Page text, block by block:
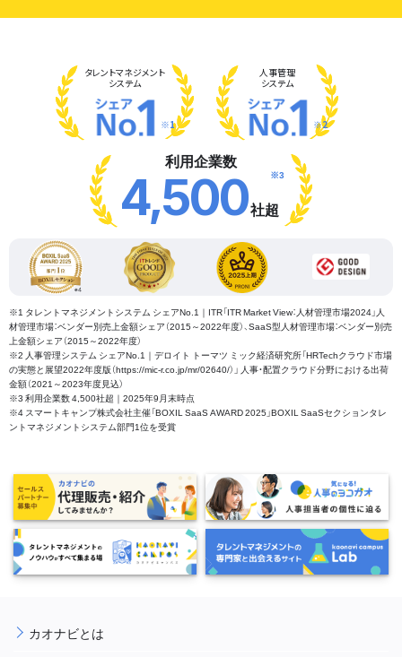
タレントマネジメント
システム
※1
人事管理
システム
※2
利用企業数
4,500社超
※3
※1 タレントマネジメントシステム シェアNo.1｜ITR「ITR Market View：人材管理市場2024」人
材管理市場：ベンダー別売上金額シェア（2015～2022年度）、SaaS型人材管理市場：ベンダー別売
上金額シェア（2015～2022年度）
※2 人事管理システム シェアNo.1｜デロイト トーマツ ミック経済研究所「HRTechクラウド市場
の実態と展望2022年度版（https://mic-r.co.jp/mr/02640/）」 人事・配置クラウド分野における出荷
金額（2021～2023年度見込）
※3 利用企業数 4,500社超｜2025年9月末時点
※4 スマートキャンプ株式会社主催「BOXIL SaaS AWARD 2025」BOXIL SaaSセクションタレ
ントマネジメントシステム部門1位を受賞
カオナビとは